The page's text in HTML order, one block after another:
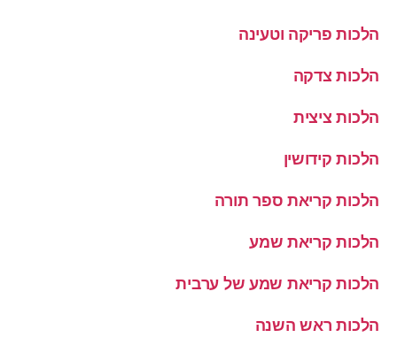
הלכות פריקה וטעינה
הלכות צדקה
הלכות ציצית
הלכות קידושין
הלכות קריאת ספר תורה
הלכות קריאת שמע
הלכות קריאת שמע של ערבית
הלכות ראש השנה